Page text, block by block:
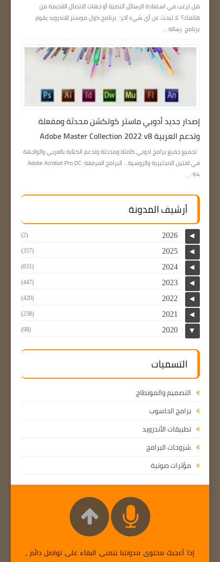
هل ترغب في استعادة الرسائل النصية أو جهات الاتصال القديمة من
هاتفك؟ لا تبحث عن أي شيء آخر؛ برنامج كول موستر للاندرويد يقوم
برنامج رسالة ...
إصدار جديد أدوبي ماستر كولكشن محدثة ومفعلة
وتدعم العربية Adobe Master Collection 2022 v8
تجميع جميع برامج ادوبي كاملة ومحدثة وتدعم الكتابة بالعربي والواجهة
في لغتين الانجليزية والروسية… البرامج المرفقة: Adobe Acrobat Pro DC
64-...
أرشيف المدونة
◄
2026
(2)
◄
2025
(357)
◄
2024
(631)
◄
2023
(447)
◄
2022
(420)
◄
2021
(238)
▼
2020
(98)
التسميات
التصميم والمونطاج
برامج الحاسوب
تطبيقات الأندرويد
شروحات البرامج
مؤثرات صوتية
إذا أعجبك محتوى مدونتنا نتمنى البقاء على تواصل دائم ،